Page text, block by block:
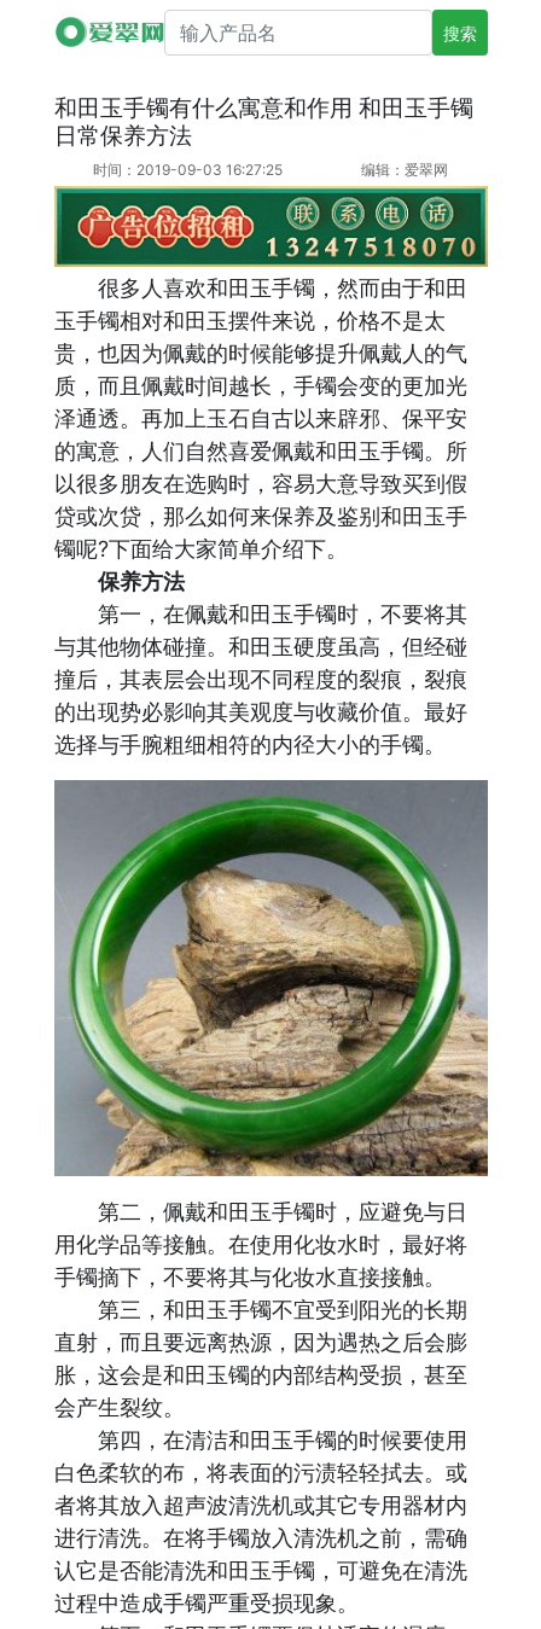
搜索产品名
和田玉手镯有什么寓意和作用 和田玉手镯
日常保养方法
时间：2019-09-03 16:27:25 编辑：爱翠网
很多人喜欢和田玉手镯，然而由于和田
玉手镯相对和田玉摆件来说，价格不是太
贵，也因为佩戴的时候能够提升佩戴人的气
质，而且佩戴时间越长，手镯会变的更加光
泽通透。再加上玉石自古以来辟邪、保平安
的寓意，人们自然喜爱佩戴和田玉手镯。所
以很多朋友在选购时，容易大意导致买到假
贷或次贷，那么如何来保养及鉴别和田玉手
镯呢?下面给大家简单介绍下。
保养方法
第一，在佩戴和田玉手镯时，不要将其
与其他物体碰撞。和田玉硬度虽高，但经碰
撞后，其表层会出现不同程度的裂痕，裂痕
的出现势必影响其美观度与收藏价值。最好
选择与手腕粗细相符的内径大小的手镯。
第二，佩戴和田玉手镯时，应避免与日
用化学品等接触。在使用化妆水时，最好将
手镯摘下，不要将其与化妆水直接接触。
第三，和田玉手镯不宜受到阳光的长期
直射，而且要远离热源，因为遇热之后会膨
胀，这会是和田玉镯的内部结构受损，甚至
会产生裂纹。
第四，在清洁和田玉手镯的时候要使用
白色柔软的布，将表面的污渍轻轻拭去。或
者将其放入超声波清洗机或其它专用器材内
进行清洗。在将手镯放入清洗机之前，需确
认它是否能清洗和田玉手镯，可避免在清洗
过程中造成手镯严重受损现象。